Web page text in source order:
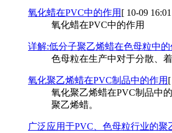
氧化蜡在PVC中的作用 [ 10-09
氧化蜡在PVC中的作用
详解:低分子聚乙烯蜡在色母粒中
色母粒在生产中对于分散、
氧化聚乙烯蜡在PVC制品中的作用
氧化聚乙烯蜡在PVC制品中
聚乙烯蜡。
广泛应用于PVC、色母粒行业的